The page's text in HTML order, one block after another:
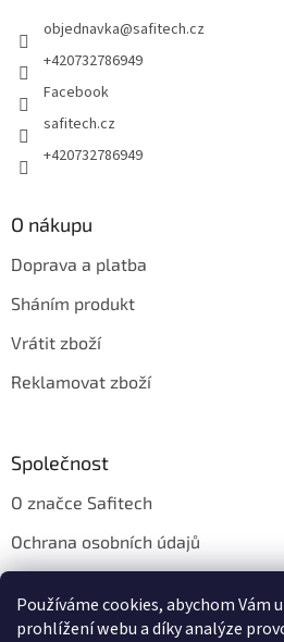
Používáme cookies, abychom Vám
prohlížení webu a díky analýze
objednavka@safitech.cz
+420732786949
Facebook
safitech.cz
+420732786949
O nákupu
Doprava a platba
Sháním produkt
Vrátit zboží
Reklamovat zboží
Společnost
O značce Safitech
Ochrana osobních údajů
Kontakt